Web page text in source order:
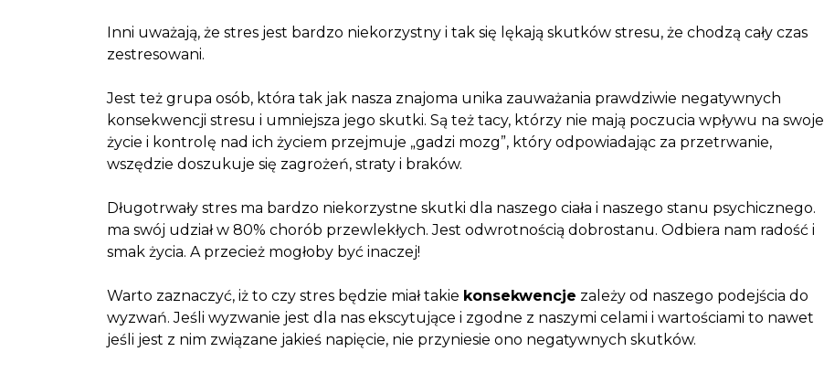
Inni uważają, że stres jest bardzo niekorzystny i tak się lękają skutków stresu, że chodzą cały czas
zestresowani.
Jest też grupa osób, która tak jak nasza znajoma unika zauważania prawdziwie negatywnych
konsekwencji stresu i umniejsza jego skutki. Są też tacy, którzy nie mają poczucia wpływu na swoje
życie i kontrolę nad ich życiem przejmuje „gadzi mozg”, który odpowiadając za przetrwanie,
wszędzie doszukuje się zagrożeń, straty i braków.
Długotrwały stres ma bardzo niekorzystne skutki dla naszego ciała i naszego stanu psychicznego.
ma swój udział w 80% chorób przewlekłych. Jest odwrotnością dobrostanu. Odbiera nam radość i
smak życia. A przecież mogłoby być inaczej!
Warto zaznaczyć, iż to czy stres będzie miał takie konsekwencje zależy od naszego podejścia do
wyzwań. Jeśli wyzwanie jest dla nas ekscytujące i zgodne z naszymi celami i wartościami to nawet
jeśli jest z nim związane jakieś napięcie, nie przyniesie ono negatywnych skutków.